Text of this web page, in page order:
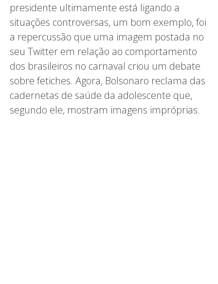
presidente ultimamente está ligando a
situações controversas, um bom exemplo, foi
a repercussão que uma imagem postada no
seu Twitter em relação ao comportamento
dos brasileiros no carnaval criou um debate
sobre fetiches. Agora, Bolsonaro reclama das
cadernetas de saúde da adolescente que,
segundo ele, mostram imagens impróprias.